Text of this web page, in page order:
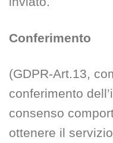
Conferimento
(GDPR-Art.13,
conferimento
consenso
ottenere il